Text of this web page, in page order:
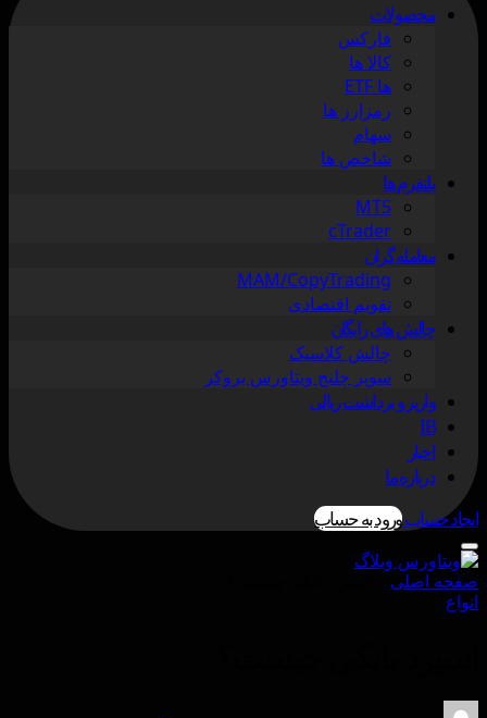
محصولات
فارکس
کالا ها
ها ETF
رمزارز ها
سهام
شاخص ها
پلتفرم ها
MT5
cTrader
معامله گران
MAM/CopyTrading
تقویم اقتصادی
چالش های رایگان
چالش کلاسیک
سوپر چلنج ویتاورس بروکر
واریز و برداشت ریالی
IB
اخبار
درباره ما
ایجاد حسابورود به حساب
صفحه اصلی
انواع